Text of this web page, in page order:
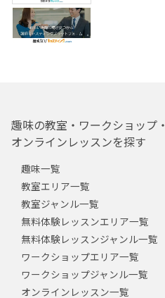
趣味の教室・ワークショップ・
オンラインレッスンを探す
趣味一覧
教室エリア一覧
教室ジャンル一覧
無料体験レッスンエリア一覧
無料体験レッスンジャンル一覧
ワークショップエリア一覧
ワークショップジャンル一覧
オンラインレッスン一覧